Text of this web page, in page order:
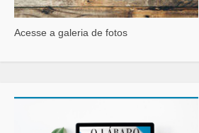
Acesse a galeria de fotos